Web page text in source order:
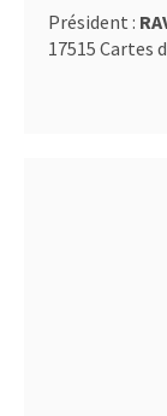
Président :
17515 Cartes